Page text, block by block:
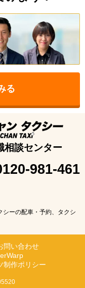
る
相談センター
981-461
ーの配車・予約、タクシ
問い合わせ
制作ポリシー